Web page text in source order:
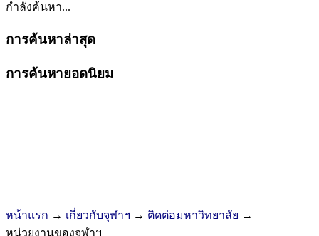
กำลังค้นหา...
การค้นหาล่าสุด
การค้นหายอดนิยม
หน้าแรก → เกี่ยวกับจุฬาฯ → ติดต่อมหาวิทยาลัย →
หน่วยงานของจุฬาฯ